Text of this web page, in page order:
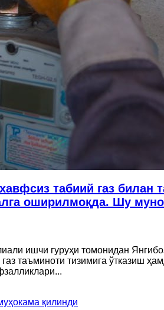
табиий газ
оширилмоқда. Шу
ишчи гуруҳи томонидан
таъминоти тизимига ўтказиш